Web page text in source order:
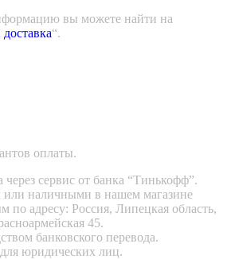
вы можете найти на
“.
оплаты.
сервис от банка “Тинькофф”.
или наличными в нашем магазине
по адресу: Россия, Липецкая область,
45.
банковского перевода.
юридических лиц.